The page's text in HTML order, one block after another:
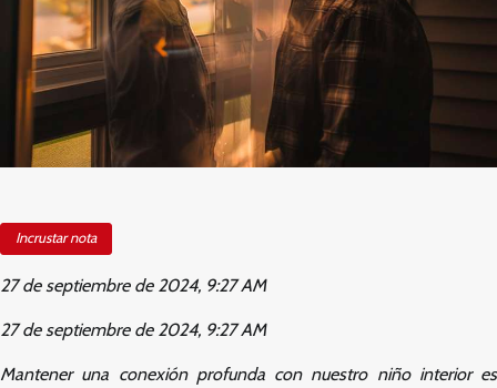
Incrustar nota
27 de septiembre de 2024, 9:27 AM
27 de septiembre de 2024, 9:27 AM
Mantener una conexión profunda con nuestro niño interior es